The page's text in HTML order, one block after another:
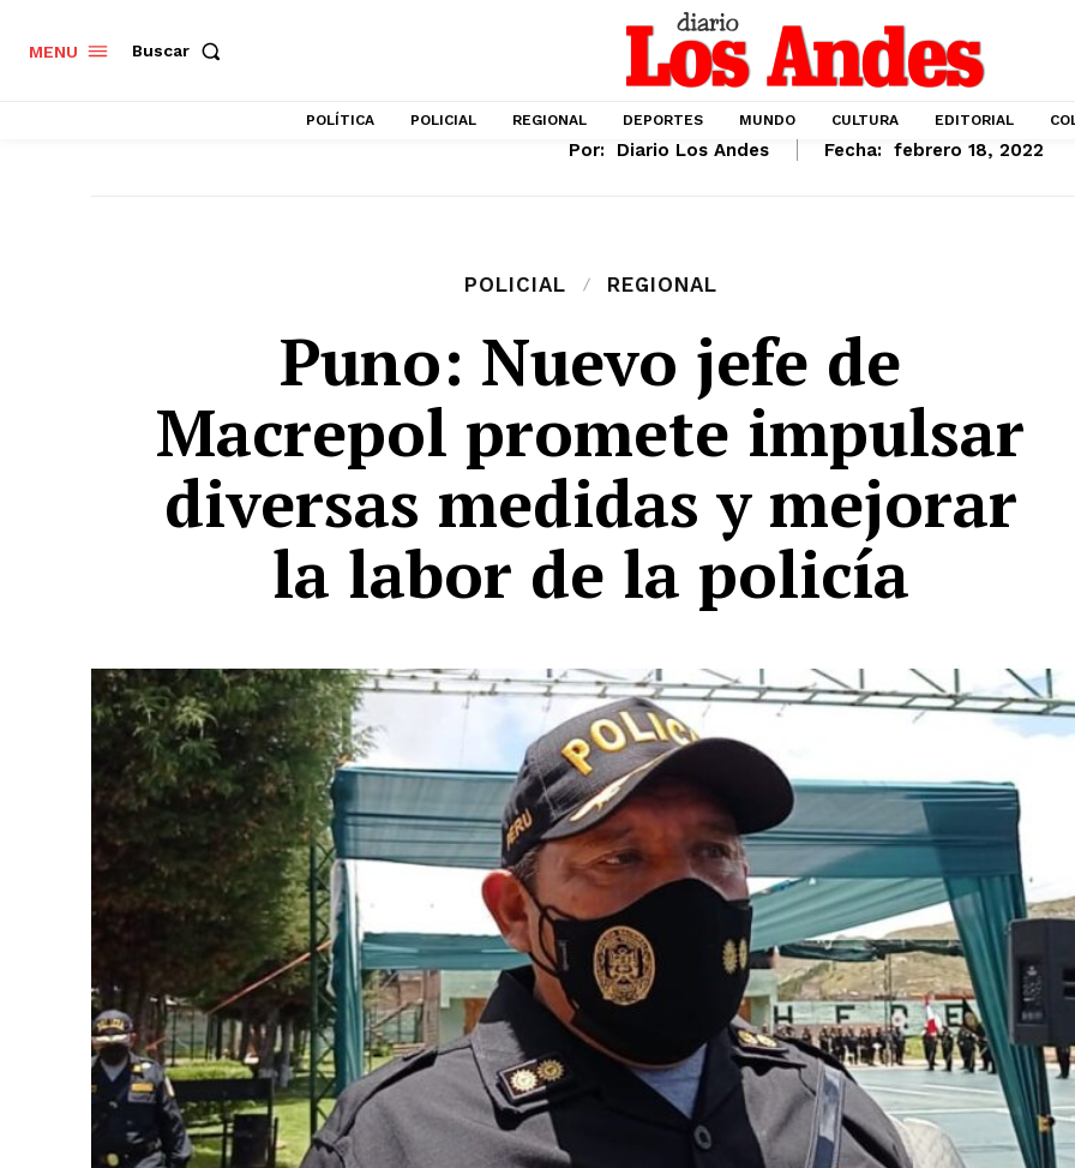
MENU Buscar
POLÍTICA POLICIAL REGIONAL DEPORTES MUNDO CULTURA EDITORIAL
Por: Diario Los Andes Fecha: febrero 18, 2022
POLICIAL REGIONAL
Puno: Nuevo jefe de
Macrepol promete impulsar
diversas medidas y mejorar
la labor de la policía